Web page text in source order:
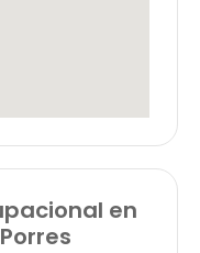
en